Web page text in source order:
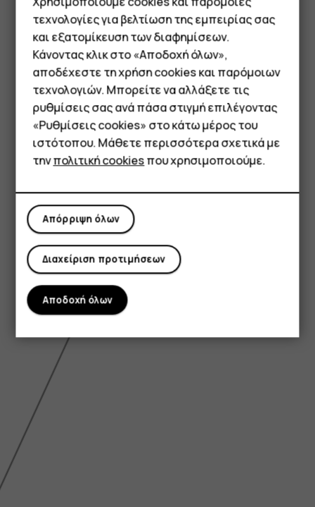
Smartphone
Τηλέφωνα απλής χρήσης
Tablet
6.2 inch
τεχνολογίες για βελτίωση της εμπειρίας σας
και εξατομίκευση των διαφημίσεων.
Κάνοντας κλικ στο «Αποδοχή όλων»,
αποδέχεστε τη χρήση cookies και παρόμοιων
τεχνολογιών. Μπορείτε να αλλάξετε τις
ρυθμίσεις σας ανά πάσα στιγμή επιλέγοντας
«Ρυθμίσεις cookies» στο κάτω μέρος του
ιστότοπου. Μάθετε περισσότερα σχετικά με
τηνπολιτική cookiesπου χρησιμοποιούμε.
Απόρριψη όλων
Διαχείριση προτιμήσεων
Αποδοχή όλων